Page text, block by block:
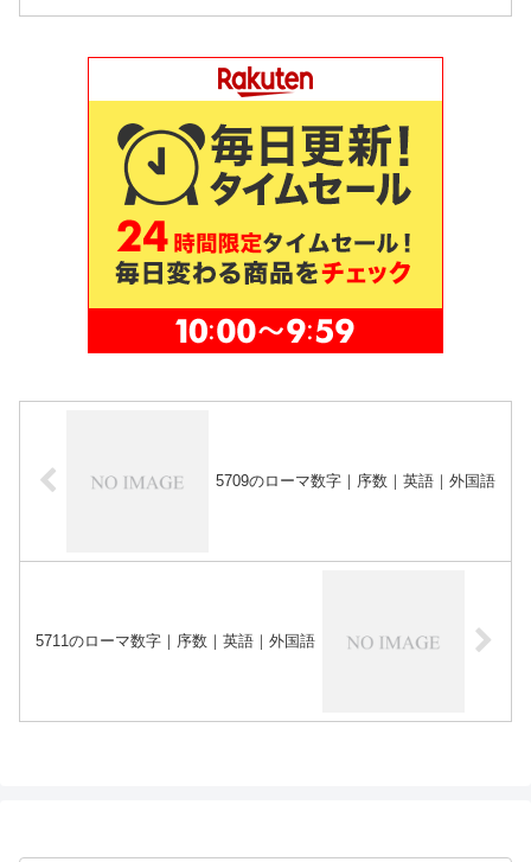
5709のローマ数字｜序数｜英語｜外国語
5711のローマ数字｜序数｜英語｜外国語